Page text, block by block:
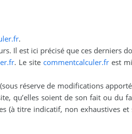
.
Il est ici précisé que ces derniers
. Le site commentcalculer.frest
réserve de modifications
qu’elles soient de son fait ou du
(à titre indicatif, non exhaustives et